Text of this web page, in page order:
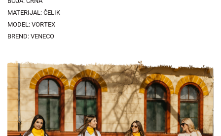
MATERIJAL: ČELIK
MODEL: VORTEX
BREND: VENECO